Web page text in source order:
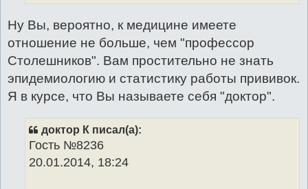
Ну Вы, вероятно, к медицине имеете
отношение не больше, чем "профессор
Столешников". Вам простительно не знать
эпидемиологию и статистику работы прививок.
Я в курсе, что Вы называете себя "доктор".
доктор К писал(а):
Гость №8236
20.01.2014, 18:24